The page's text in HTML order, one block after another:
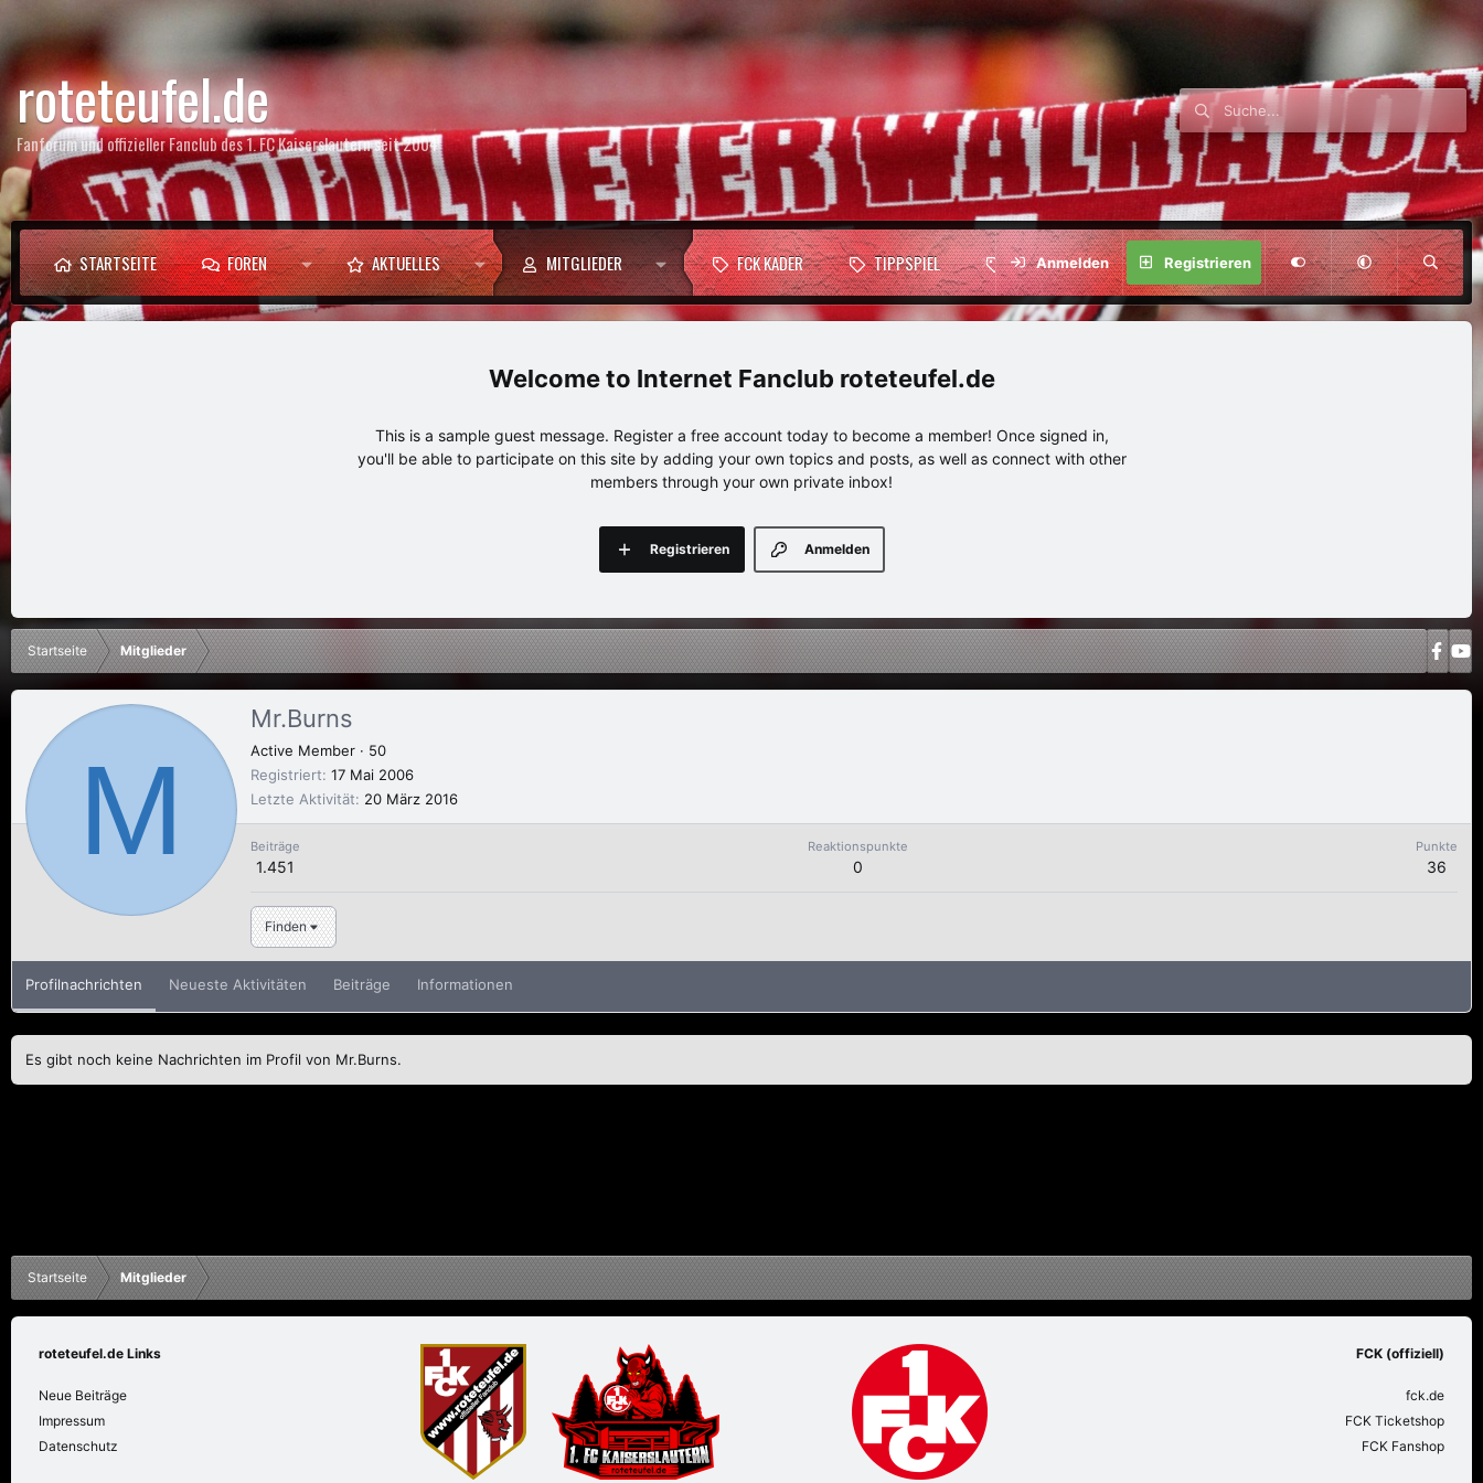
roteteufel.de
Fanforum und offizieller Fanclub des 1. FC Kaiserslautern seit 2004
STARTSEITE FOREN AKTUELLES MITGLIEDER FCK KADER TIPPSPIEL SPENDEAnmelden Registrieren
Internet Fanclub roteteufel.de
This is a sample guest message. Register a free account today to become a member! Once signed in,
you'll be able to participate on this site by adding your own topics and posts, as well as connect with other
members through your own private inbox!
Anmelden
Registrieren
Startseite Mitglieder
M
Mr.Burns
Active Member · 50
Registriert 17 Mai 2006
Letzte Aktivität
20 März 2016
Beiträge
1.451
Reaktionspunkte
0
Punkte
36
Finden
Profilnachrichten Neueste Aktivitäten Beiträge Informationen
Es gibt noch keine Nachrichten im Profil von Mr.Burns.
Startseite Mitglieder
roteteufel.de Links
Neue Beiträge
Impressum
Datenschutz
FCK (offiziell)
fck.de
FCK Ticketshop
FCK Fanshop